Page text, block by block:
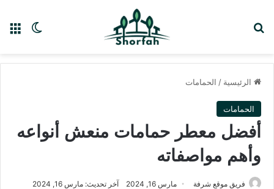
الوضع
الرئيسية / الحمامات
الحمامات
أفضل معطر حمامات منعش أنواعه
وأهم مواصفاته
فريق موقع شرفة مارس 16, 2024 آخر تحديث: مارس 16, 2024